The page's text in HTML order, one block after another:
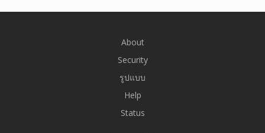
About
Security
รูปแบบ
Help
Status